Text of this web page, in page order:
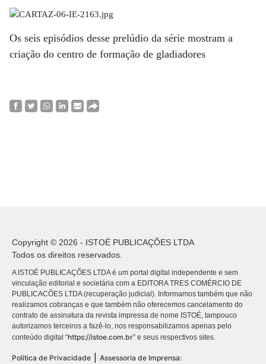
Os seis episódios desse prelúdio da série mostram a
criação do centro de formação de gladiadores
Copyright © 2026 - ISTOÉ PUBLICAÇÕES LTDA
Todos os direitos reservados.
A ISTOÉ PUBLICAÇÕES LTDA é um portal digital independente e sem
vinculação editorial e societária com a EDITORA TRES COMÉRCIO DE
PUBLICACÕES LTDA (recuperação judicial). Informamos também que não
realizamos cobranças e que também não oferecemos cancelamento do
contrato de assinatura da revista impressa de nome ISTOÉ, tampouco
autorizamos terceiros a fazê-lo, nos responsabilizamos apenas pelo
conteúdo digital “https://istoe.com.br” e seus respectivos sites.
Política de Privacidade Assessoria de Imprensa: